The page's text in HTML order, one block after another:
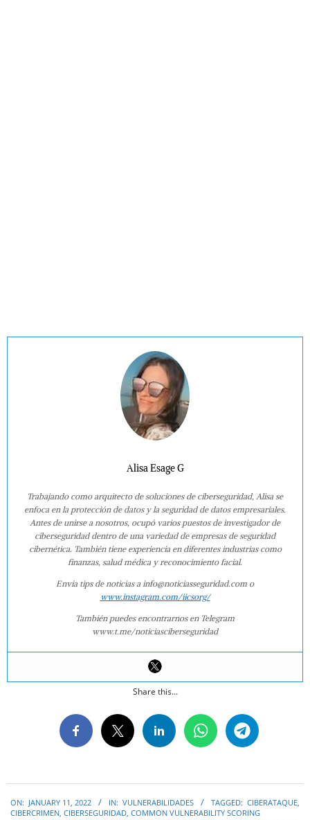
Alisa Esage G
Trabajando como arquitecto de soluciones de ciberseguridad, Alisa se
enfoca en la protección de datos y la seguridad de datos empresariales.
Antes de unirse a nosotros, ocupó varios puestos de investigador de
ciberseguridad dentro de una variedad de empresas de seguridad
cibernética. También tiene experiencia en diferentes industrias como
finanzas, salud médica y reconocimiento facial.
Envía tips de noticias a info@noticiasseguridad.com o
www.instagram.com/iicsorg/
También puedes encontrarnos en Telegram
www.t.me/noticiasciberseguridad
Share this...
01-
ON: JANUARY 11, 2022 IN: VULNERABILIDADES TAGGED: CIBERATAQUE,
CIBERCRIMEN, CIBERSEGURIDAD, COMMON VULNERABILITY SCORING